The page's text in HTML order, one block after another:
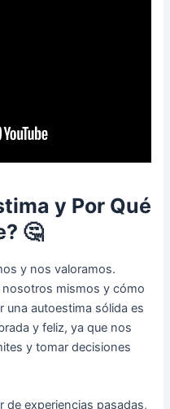
y Por Qué
🤔
y nos valoramos.
mismos y cómo
una autoestima sólida es
y feliz, ya que nos
y tomar decisiones
de experiencias pasadas,